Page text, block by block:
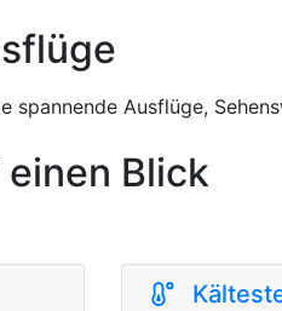
spannende Ausflüge,
Blick